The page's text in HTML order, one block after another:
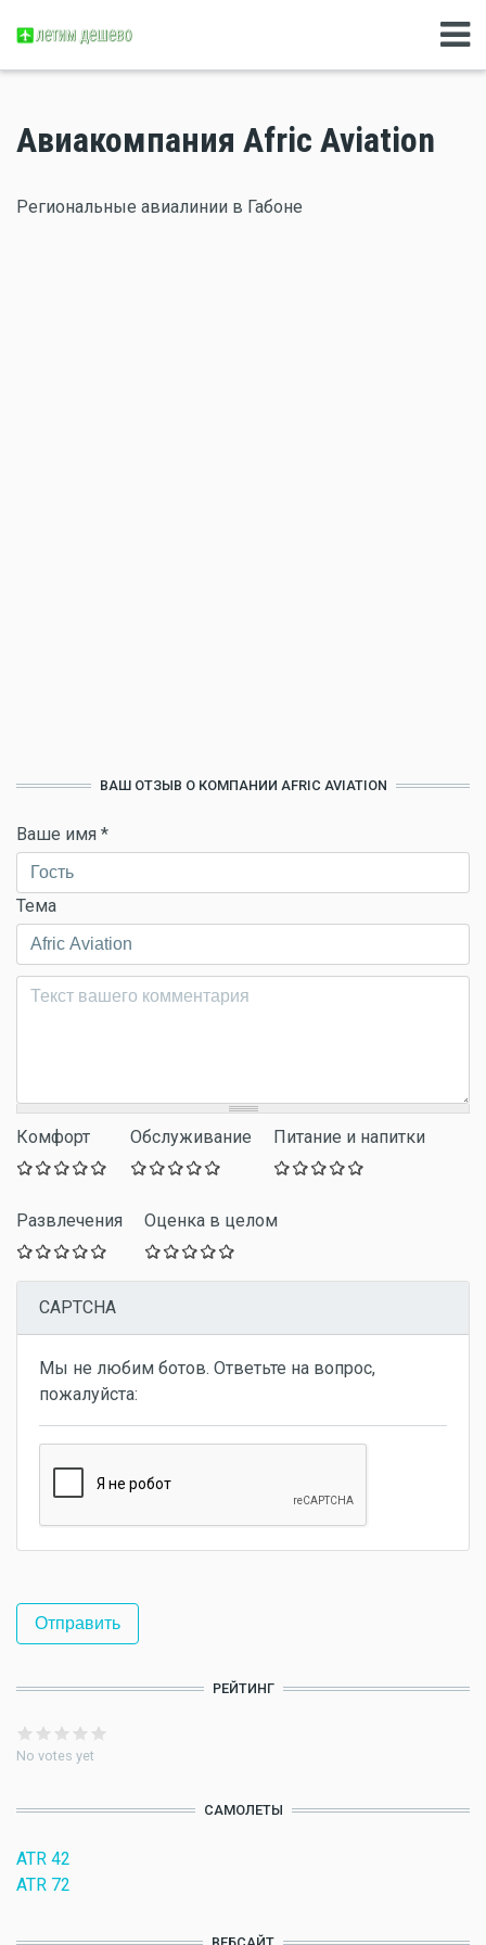
Авиакомпания Afric Aviation
Региональные авиалинии в Габоне
ВАШ ОТЗЫВ О КОМПАНИИ AFRIC AVIATION
Ваше имя *
Тема
Комментарий*
Комфорт Обслуживание Питание и напитки
Развлечения Оценка в целом
CAPTCHA
Мы не любим ботов. Ответьте на вопрос,
пожалуйста:
РЕЙТИНГ
No votes yet
САМОЛЕТЫ
ATR 42
ATR 72